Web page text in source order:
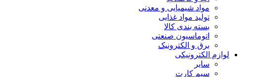
مواد شیمیایی و معدنی
تولید مواد غذایی
بسته بندی کالا
اتوماسیون صنعتی
برق و الکترونیک
لوازم الکترونیکی
سایر
سیم کارت